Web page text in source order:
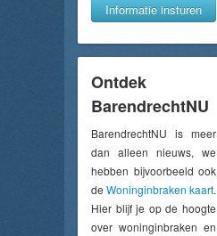
Informatie insturen
Ontdek
BarendrechtNU
BarendrechtNU is meer
dan alleen nieuws, we
hebben bijvoorbeeld ook
de Woninginbraken kaart.
Hier blijf je op de hoogte
over woninginbraken en